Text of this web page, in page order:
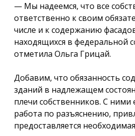
— Мы надеемся, что все
ответственно к своим
числе и к содержанию
находящихся в федеральной
отметила Ольга Грицай.
Добавим, что обязанность
зданий в надлежащем
плечи собственников. С ними
работа по разъяснению,
предоставляется